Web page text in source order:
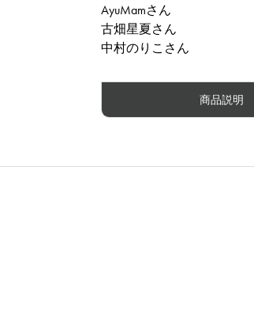
AyuMamさん
古畑星夏さん
中村のりこさん
商品説明